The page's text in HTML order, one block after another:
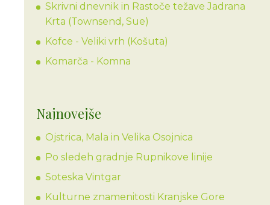
Skrivni dnevnik in Rastoče težave Jadrana
Krta (Townsend, Sue)
Kofce - Veliki vrh (Košuta)
Komarča - Komna
Najnovejše
Ojstrica, Mala in Velika Osojnica
Po sledeh gradnje Rupnikove linije
Soteska Vintgar
Kulturne znamenitosti Kranjske Gore